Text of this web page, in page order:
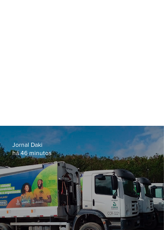
Jornal Daki
há 46 minutos